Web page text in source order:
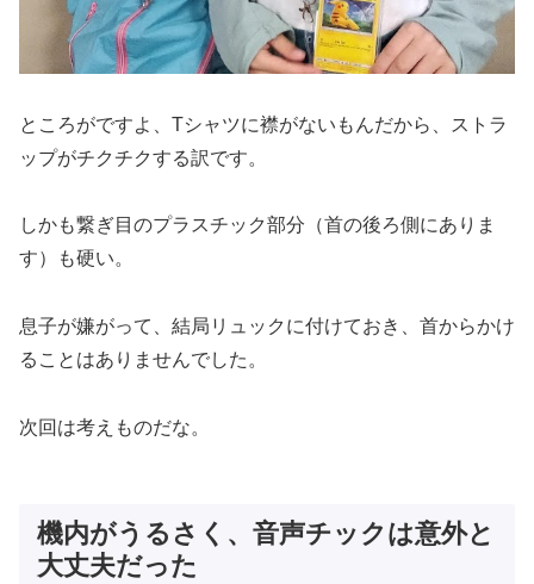
ところがですよ、Tシャツに襟がないもんだから、ストラ
ップがチクチクする訳です。
しかも繋ぎ目のプラスチック部分（首の後ろ側にありま
す）も硬い。
息子が嫌がって、結局リュックに付けておき、首からかけ
ることはありませんでした。
次回は考えものだな。
機内がうるさく、音声チックは意外と
大丈夫だった